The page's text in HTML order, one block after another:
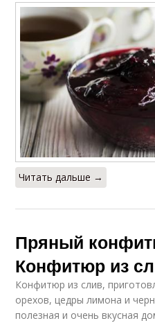
Читать дальше →
Пряный
Конфитюр из
Конфитюр из слив,
орехов, цедры лимона и
полезная и очень вкусная